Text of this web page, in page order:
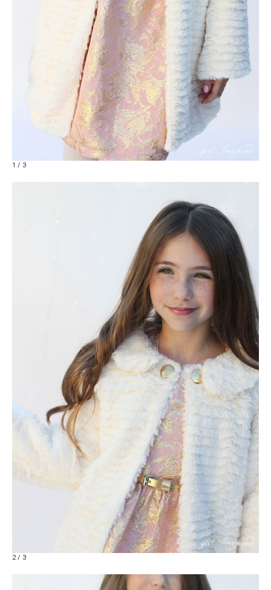
1 / 3
2 / 3